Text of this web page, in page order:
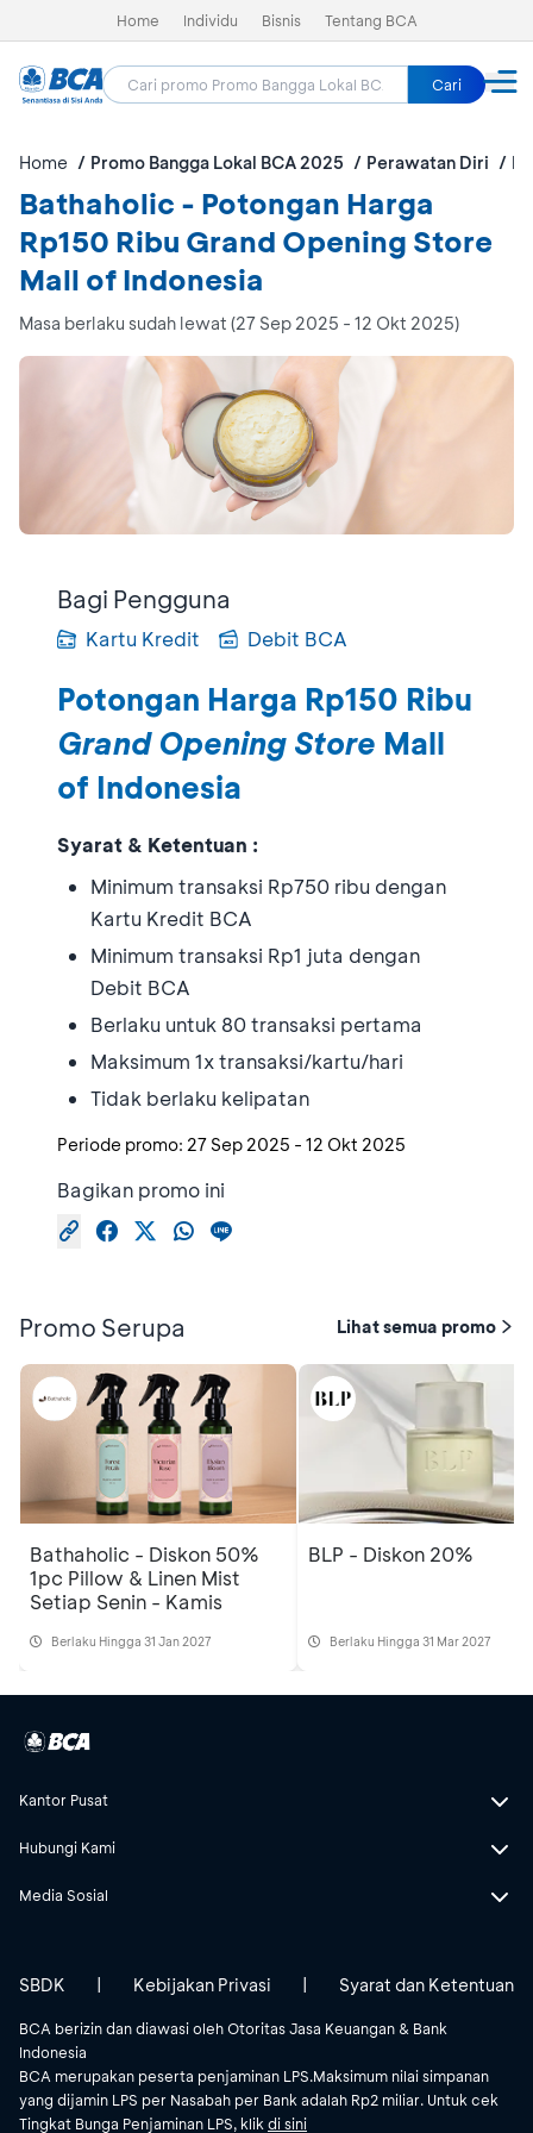
Home Individu Bisnis Tentang BCA
Cari
Home Promo Bangga Lokal BCA 2025 Perawatan Diri
Bathaholic - Potongan Harga
Rp150 Ribu Grand Opening Store
Mall of Indonesia
Masa berlaku sudah lewat (27 Sep 2025 - 12 Okt 2025)
Bagi Pengguna
Kartu Kredit Debit BCA
Potongan Harga Rp150 Ribu
Grand Opening Store Mall
of Indonesia
Syarat & Ketentuan :
Minimum transaksi Rp750 ribu dengan
Kartu Kredit BCA
Minimum transaksi Rp1 juta dengan
Debit BCA
Berlaku untuk 80 transaksi pertama
Maksimum 1x transaksi/kartu/hari
Tidak berlaku kelipatan
Periode promo: 27 Sep 2025 - 12 Okt 2025
Bagikan promo ini
Promo Serupa Lihat semua promo
Bathaholic - Diskon 50%
1pc Pillow & Linen Mist
Setiap Senin - Kamis
Berlaku Hingga 31 Jan 2027
BLP - Diskon 20%
Berlaku Hingga 31 Mar 2027
Kantor Pusat
Hubungi Kami
Media Sosial
BCA berizin dan diawasi oleh Otoritas Jasa Keuangan & Bank
Indonesia
BCA merupakan peserta penjaminan LPS.Maksimum nilai simpanan
yang dijamin LPS per Nasabah per Bank adalah Rp2 miliar. Untuk cek
Tingkat Bunga Penjaminan LPS, klik di sini
SBDK | Kebijakan Privasi | Syarat dan Ketentuan